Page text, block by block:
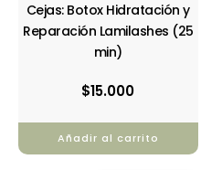
Cejas: Botox Hidratación y
Reparación Lamilashes (25
min)
$15.000
Añadir al carrito